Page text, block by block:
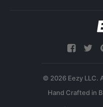
© 2026 Eezy LLC.